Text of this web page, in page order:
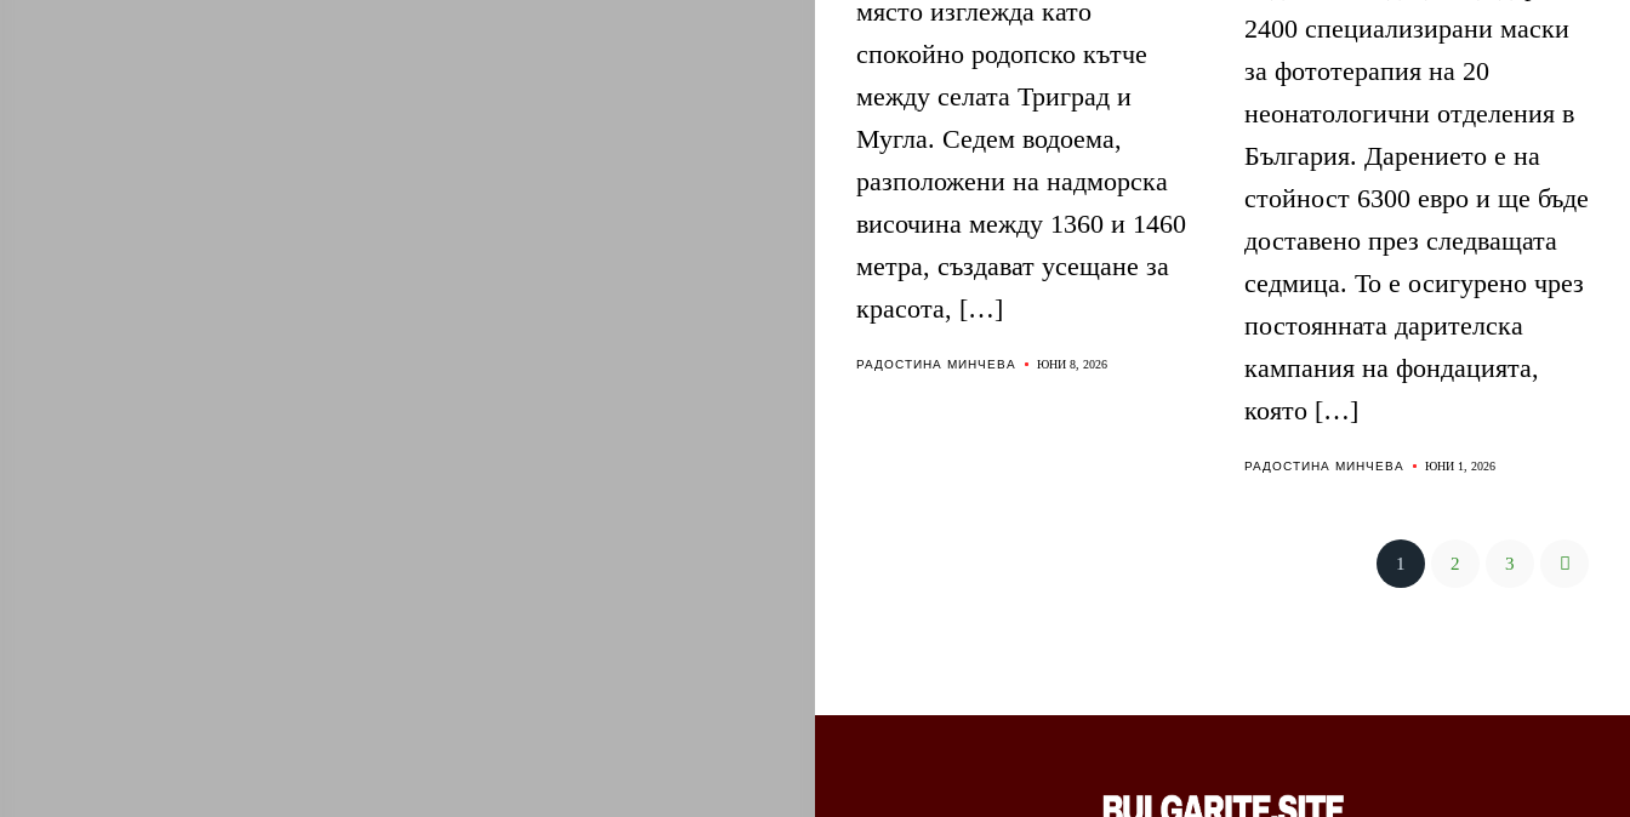
ПИТИЕТА
Search
място изглежда като
спокойно родопско кътче
между селата Триград и
Мугла. Седем водоема,
разположени на надморска
височина между 1360 и 1460
метра, създават усещане за
красота, […]
РАДОСТИНА МИНЧЕВА ЮНИ 8, 2026
2400 специализирани маски
за фототерапия на 20
неонатологични отделения в
България. Дарението е на
стойност 6300 евро и ще бъде
доставено през следващата
седмица. То е осигурено чрез
постоянната дарителска
кампания на фондацията,
която […]
РАДОСТИНА МИНЧЕВА ЮНИ 1, 2026
1 2 3